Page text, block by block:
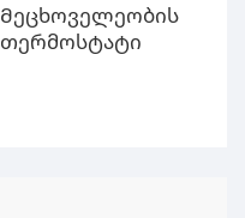
Მეცხოველეობის
თერმოსტატი